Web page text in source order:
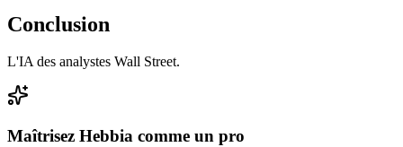
Conclusion
L'IA des analystes Wall Street.
Maîtrisez Hebbia comme un pro